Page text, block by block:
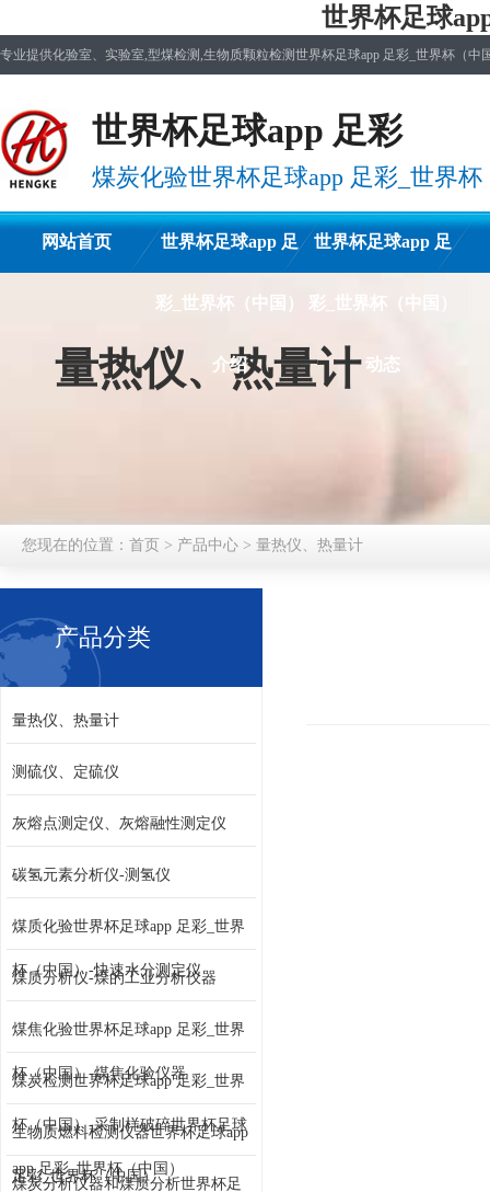
世界杯足球
专业提供化验室、实验室,型煤检测,生物质颗粒检测世界杯足球app 足彩_世界杯（
世界杯足球app 足彩
煤炭化验世界杯足球app 足彩_世界
网站首页 世界杯足球app 足
彩_世界杯（中国）
介绍
世界杯足球app 足
彩_世界杯（中国）
动态
量热仪、热量计
您现在的位置： 首页 > 产品中心 > 量热仪、热量计
产品分类
量热仪、热量计
测硫仪、定硫仪
灰熔点测定仪、灰熔融性测定仪
碳氢元素分析仪-测氢仪
煤质化验世界杯足球app 足彩_世界
杯（中国）-快速水分测定仪
煤质分析仪-煤的工业分析仪器
煤焦化验世界杯足球app 足彩_世界
杯（中国）-煤焦化验仪器
煤炭检测世界杯足球app 足彩_世界
杯（中国）-采制样破碎世界杯足球
app 足彩_世界杯（中国）
生物质燃料检测仪器世界杯足球app
足彩_世界杯（中国）
煤炭分析仪器和煤质分析世界杯足